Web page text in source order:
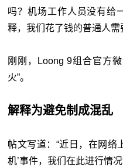
吗？机场工作人员没有给
释，我们花了钱的普通人需
刚刚，Loong 9组合官方
火”。
解释为避免制成混乱
帖文写道：“近日，在网络
机’事件，我们在此进行情况